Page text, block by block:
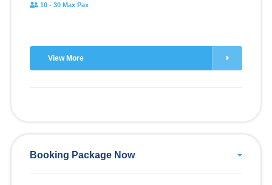
10 - 30 Max Pax
View More
Booking Package Now